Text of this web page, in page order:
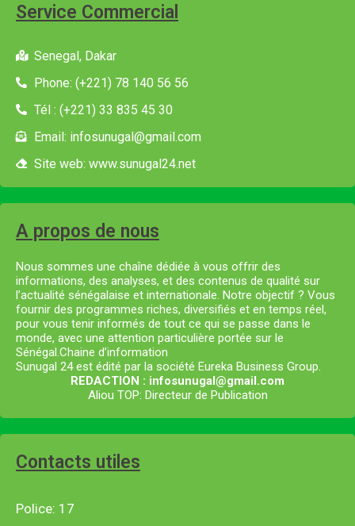
Service Commercial
Senegal, Dakar
Phone: (+221) 78 140 56 56
Tél : (+221) 33 835 45 30
Email: infosunugal@gmail.com
Site web: www.sunugal24.net
A propos de nous
Nous sommes une chaîne dédiée à vous offrir des
informations, des analyses, et des contenus de qualité sur
l’actualité sénégalaise et internationale. Notre objectif ? Vous
fournir des programmes riches, diversifiés et en temps réel,
pour vous tenir informés de tout ce qui se passe dans le
monde, avec une attention particulière portée sur le
Sénégal.Chaine d’information
Sunugal 24 est édité par la société Eureka Business Group.
REDACTION : infosunugal@gmail.com
Aliou TOP: Directeur de Publication
Contacts utiles
Police: 17